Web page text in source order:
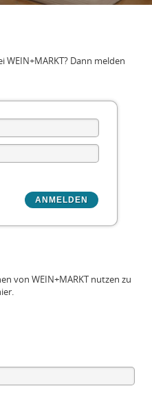
WEIN+MARKT? Dann melden
von WEIN+MARKT nutzen zu